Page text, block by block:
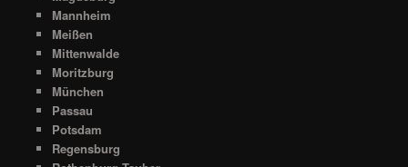
Mannheim
Meißen
Mittenwalde
Moritzburg
München
Passau
Potsdam
Regensburg